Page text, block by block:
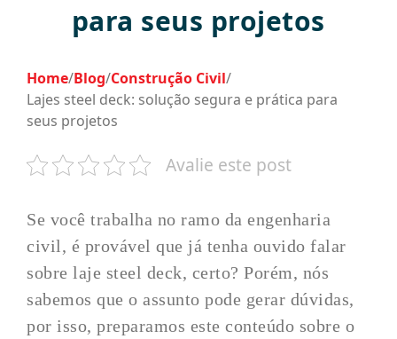
para seus projetos
Home/Blog/Construção Civil/
Lajes steel deck: solução segura e prática para
seus projetos
Avalie este post
Se você trabalha no ramo da engenharia
civil, é provável que já tenha ouvido falar
sobre laje steel deck, certo? Porém, nós
sabemos que o assunto pode gerar dúvidas,
por isso, preparamos este conteúdo sobre o